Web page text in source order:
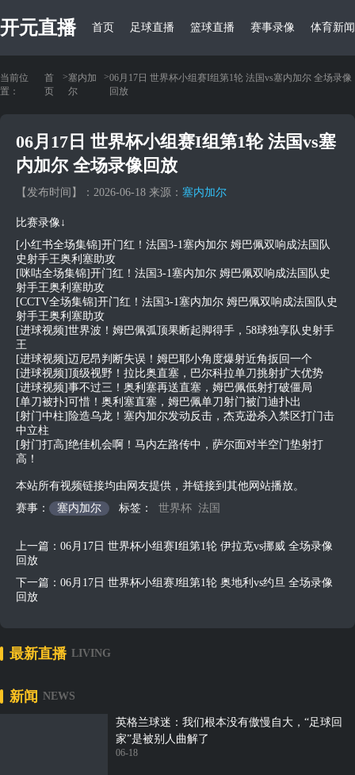
开元直播 首页 足球直播 篮球直播 赛事录像 体育新闻
当前位
置：
首
页
>塞内加
尔
>06月17日 世界杯小组赛I组第1轮 法国vs塞内加尔 全场录像
回放
06月17日 世界杯小组赛I组第1轮 法国vs塞
内加尔 全场录像回放
【发布时间】：2026-06-18 来源： 塞内加尔
比赛录像↓
[小红书全场集锦]开门红！法国3-1塞内加尔 姆巴佩双响成法国队
史射手王奥利塞助攻
[咪咕全场集锦]开门红！法国3-1塞内加尔 姆巴佩双响成法国队史
射手王奥利塞助攻
[CCTV全场集锦]开门红！法国3-1塞内加尔 姆巴佩双响成法国队史
射手王奥利塞助攻
[进球视频]世界波！姆巴佩弧顶果断起脚得手，58球独享队史射手
王
[进球视频]迈尼昂判断失误！姆巴耶小角度爆射近角扳回一个
[进球视频]顶级视野！拉比奥直塞，巴尔科拉单刀挑射扩大优势
[进球视频]事不过三！奥利塞再送直塞，姆巴佩低射打破僵局
[单刀被扑]可惜！奥利塞直塞，姆巴佩单刀射门被门迪扑出
[射门中柱]险造乌龙！塞内加尔发动反击，杰克逊杀入禁区打门击
中立柱
[射门打高]绝佳机会啊！马内左路传中，萨尔面对半空门垫射打
高！
本站所有视频链接均由网友提供，并链接到其他网站播放。
赛事：
塞内加尔 标签： 世界杯 法国
上一篇： 06月17日 世界杯小组赛I组第1轮 伊拉克vs挪威 全场录像
回放
下一篇： 06月17日 世界杯小组赛J组第1轮 奥地利vs约旦 全场录像
回放
最新直播 LIVING
新闻 NEWS
英格兰球迷：我们根本没有傲慢自大，“足球回
家”是被别人曲解了
06-18